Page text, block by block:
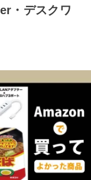
・デスクワ